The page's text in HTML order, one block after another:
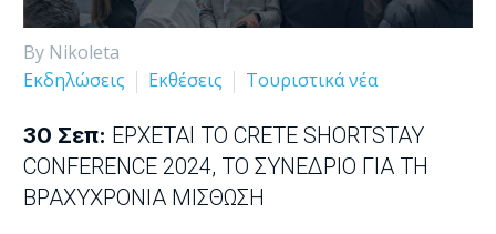
By Nikoleta
Εκδηλώσεις
Εκθέσεις Τουριστικά νέα
30 Σεπ: ΈΡΧΕΤΑΙ ΤΟ CRETE SHORTSTAY
CONFERENCE 2024, ΤΟ ΣΥΝΈΔΡΙΟ ΓΙΑ ΤΗ
ΒΡΑΧΥΧΡΌΝΙΑ ΜΊΣΘΩΣΗ